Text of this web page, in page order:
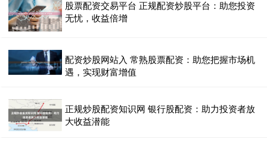
股票配资交易平台 正规配资炒股平台：助您投资
无忧，收益倍增
配资炒股网站入 常熟股票配资：助您把握市场机
遇，实现财富增值
正规炒股配资知识网 银行股配资：助力投资者放
大收益潜能